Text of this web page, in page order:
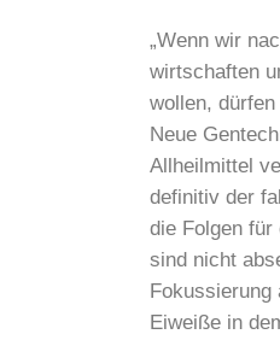
„Wenn wir
wirtschaften
wollen,
Neue
Allheilmittel
definitiv der
die Folgen für
sind nicht
Fokussierung
Eiweiße in